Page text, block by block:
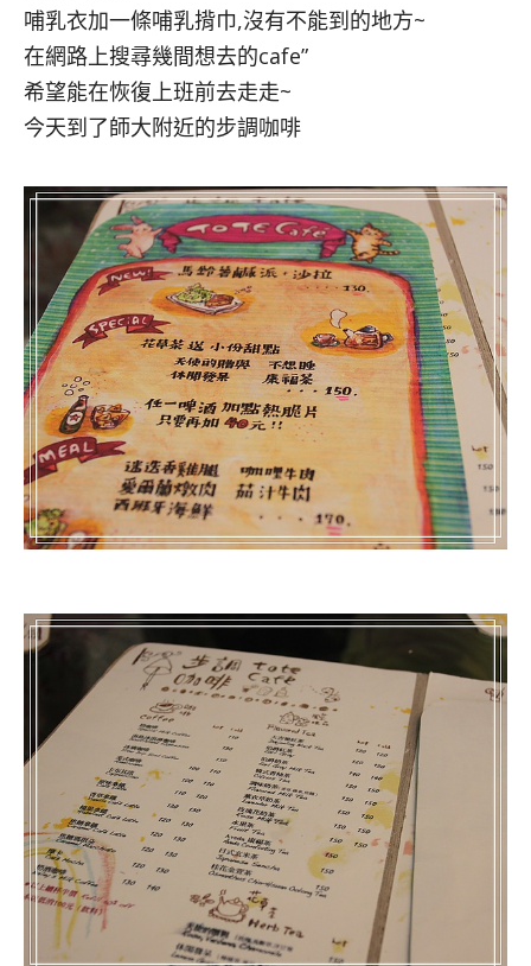
哺乳衣加一條哺乳揹巾,沒有不能到的地方~
在網路上搜尋幾間想去的cafe”
希望能在恢復上班前去走走~
今天到了師大附近的步調咖啡